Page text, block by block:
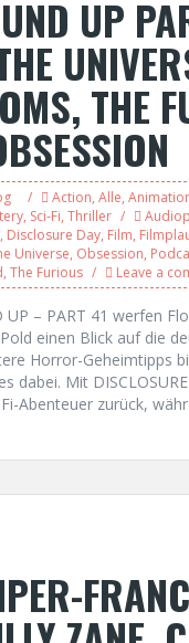
UP
THE
Action, Alle,
, Sci-Fi, Thriller
, Disclosure Day, Film,
Universe, Obsession,
, The Furious Leave a
– PART 41 werfen
einen Blick auf die
Horror-Geheimtipps
dabei. Mit
Abenteuer zurück,